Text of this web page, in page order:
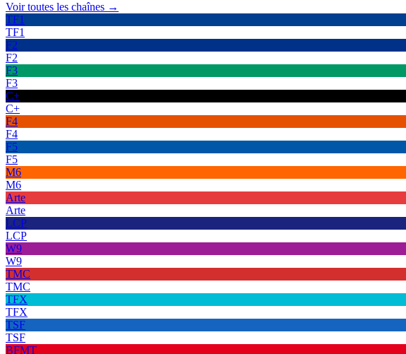
Voir toutes les chaînes →
TF1
TF1
F2
F2
F3
F3
C+
C+
F4
F4
F5
F5
M6
M6
Arte
Arte
LCP
LCP
W9
W9
TMC
TMC
TFX
TFX
TSF
TSF
BFMT